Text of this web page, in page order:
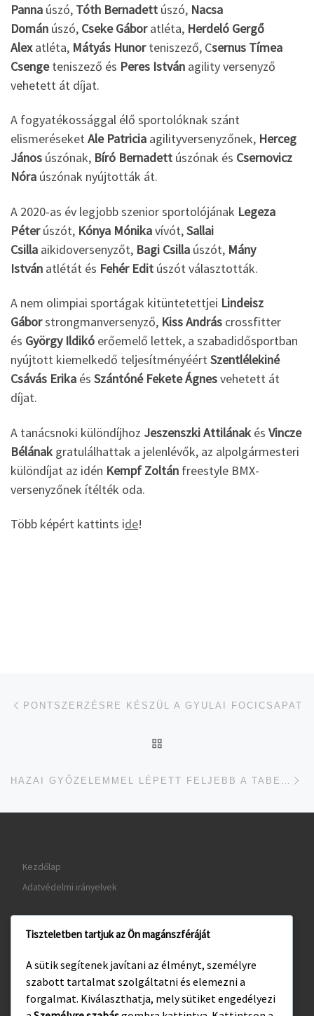
Panna úszó, Tóth Bernadett úszó, Nacsa
Domán úszó, Cseke Gáboratléta, Herdeló Gergő
Alexatléta, Mátyás Hunorteniszező, Csernus Tímea
Csengeteniszező és Peres István agility versenyző
vehetett át díjat.
A fogyatékossággal élő sportolóknak szánt
elismeréseketAle Patricia agilityversenyzőnek, Herceg
János úszónak, Bíró Bernadett úszónak és Csernovicz
Nóra úszónak nyújtották át.
A 2020-as év legjobb szenior sportolójának Legeza
Péterúszót, Kónya Mónikavívót,Sallai
Csilla aikidoversenyzőt, Bagi Csilla úszót, Mány
István atlétát és Fehér Edit úszót választották.
A nem olimpiai sportágak kitüntetettjei Lindeisz
Gáborstrongmanversenyző, Kiss András crossfitter
és György Ildikó erőemelő lettek, a szabadidősportban
nyújtott kiemelkedő teljesítményéértSzentlélekiné
Csávás Erika és Szántóné Fekete Ágnesvehetett át
díjat.
A tanácsnoki különdíjhoz Jeszenszki Attilának és Vincze
Bélának gratulálhattak a jelenlévők, az alpolgármesteri
különdíjat az idén Kempf Zoltán freestyle BMX-
versenyzőnek ítélték oda.
Több képért kattints ide!
Navigálás a bejegyzések között
PONTSZERZÉSRE KÉSZÜL A GYULAI FOCICSAPAT
Kezdőlap
Adatvédelmi irányelvek
www.visitgyula.com
www.gyulakult.hu
Tiszteletben tartjuk az Ön magánszféráját
A sütik segítenek javítani az élményt, személyre
szabott tartalmat szolgáltatni és elemezni a
forgalmat. Kiválaszthatja, mely sütiket engedélyezi